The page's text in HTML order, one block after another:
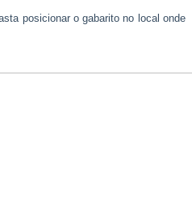
posicionar o gabarito no local onde